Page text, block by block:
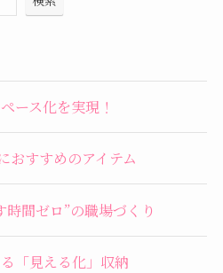
ース化を実現！
おすすめのアイテム
間ゼロ”の職場づくり
「見える化」収納